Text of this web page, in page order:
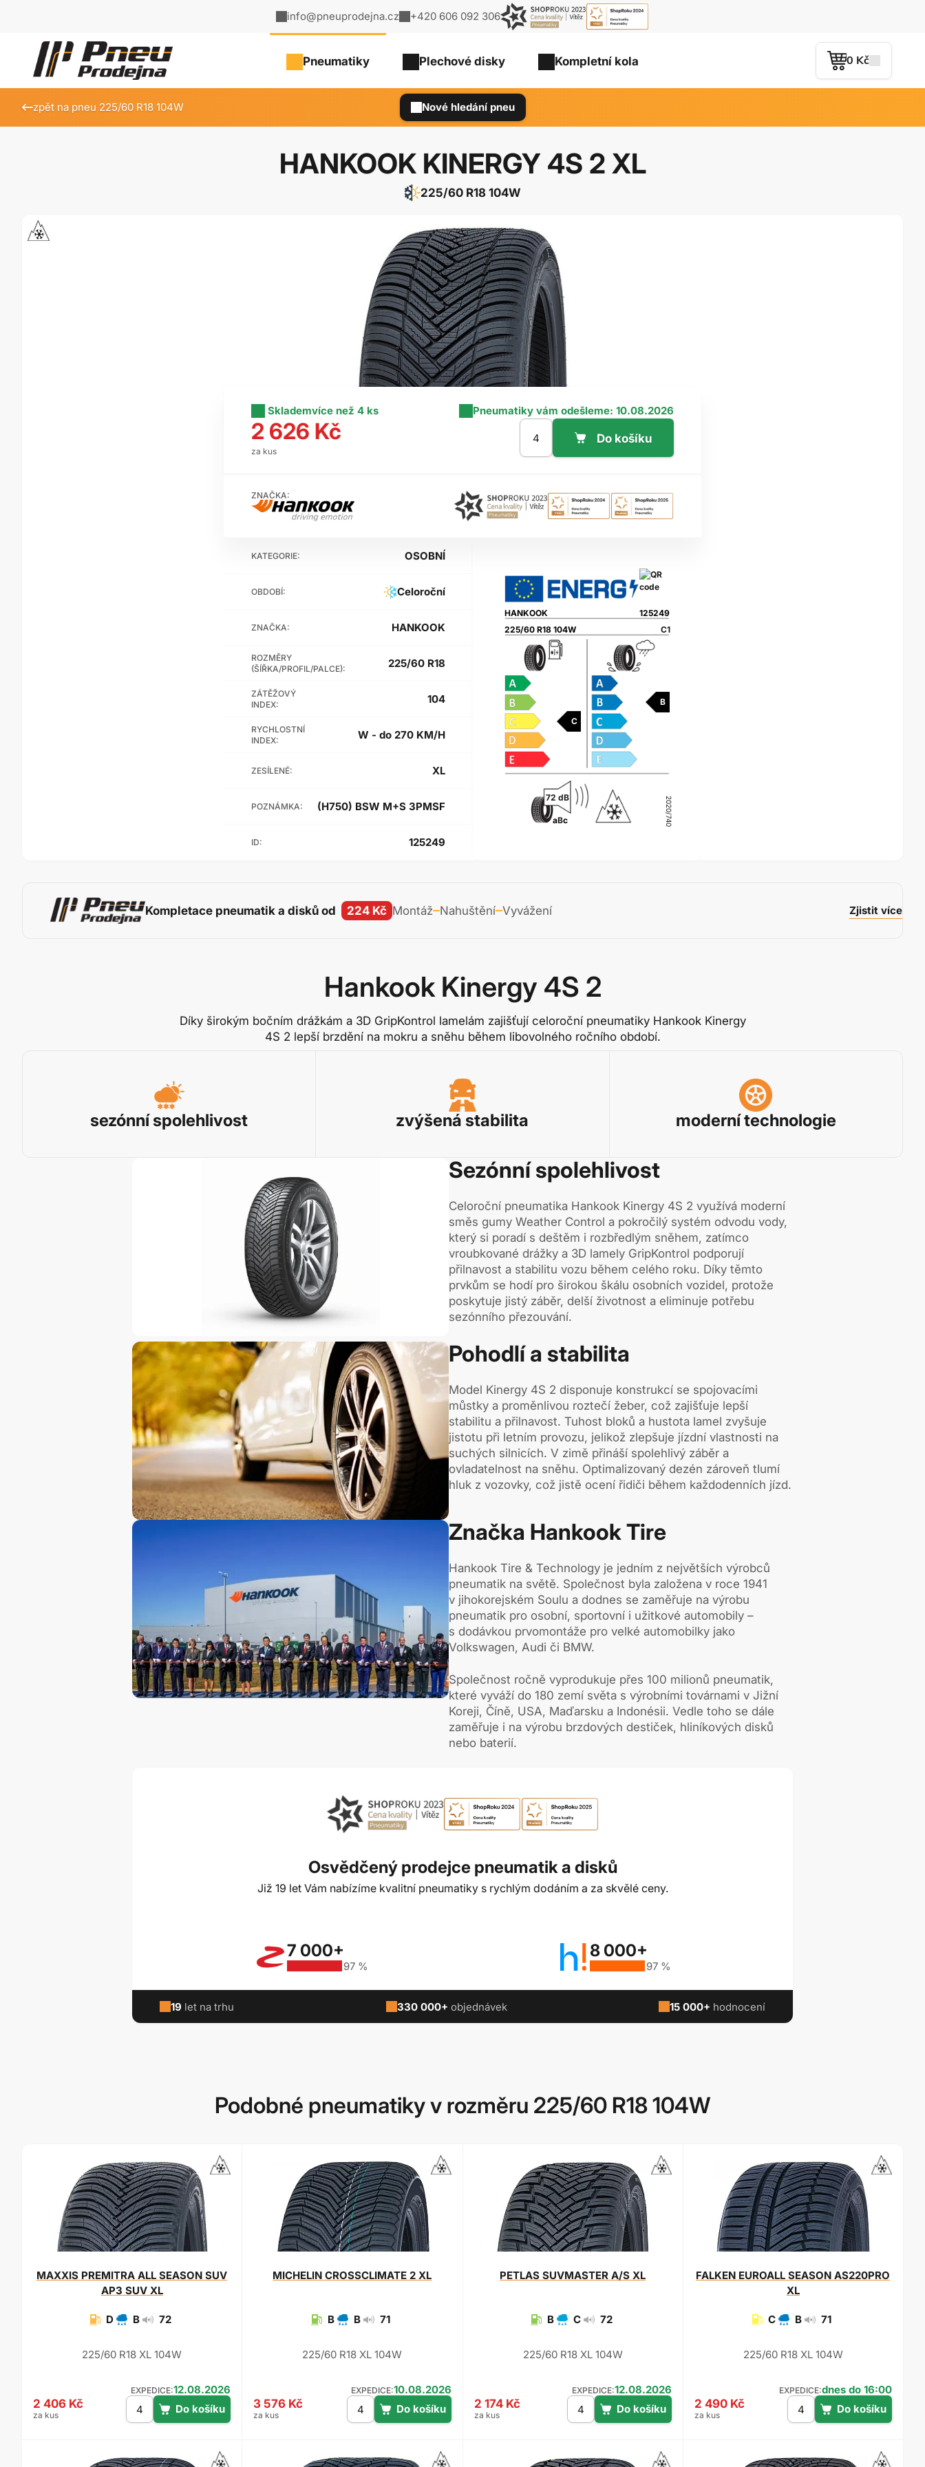
0 Kč
Pneumatiky Plechové disky Kompletní kola
info@pneuprodejna.cz +420 606 092 306
Nové hledání pneu
zpět na pneu 225/60 R18 104W
HANKOOK KINERGY 4S 2 XL
225/60 R18 104W
KATEGORIE: OSOBNÍ
OBDOBÍ: Celoroční
ZNAČKA: HANKOOK
ROZMĚRY
(ŠÍŘKA/PROFIL/PALCE):
225/60 R18
ZÁTĚŽOVÝ
INDEX:
104
RYCHLOSTNÍ
INDEX:
W - do 270 KM/H
ZESÍLENÉ: XL
POZNÁMKA: (H750) BSW M+S 3PMSF
ID: 125249
225/60 R18 104W
HANKOOK 125249
C
B
72 dB
C1
2020/740
aBc
Sklademvíce než 4 ks Pneumatiky vám odešleme: 10.08.2026
2 626 Kč
za kus
ZNAČKA:
Kompletace pneumatik a disků od 224 Kč Montáž Nahuštění Vyvážení Zjistit více
Hankook Kinergy 4S 2
Díky širokým bočním drážkám a 3D GripKontrol lamelám zajišťují celoroční pneumatiky Hankook Kinergy
4S 2 lepší brzdění na mokru a sněhu během libovolného ročního období.
sezónní spolehlivost zvýšená stabilita moderní technologie
Sezónní spolehlivost
Celoroční pneumatika Hankook Kinergy 4S 2 využívá moderní
směs gumy Weather Control a pokročilý systém odvodu vody,
který si poradí s deštěm i rozbředlým sněhem, zatímco
vroubkované drážky a 3D lamely GripKontrol podporují
přilnavost a stabilitu vozu během celého roku. Díky těmto
prvkům se hodí pro širokou škálu osobních vozidel, protože
poskytuje jistý záběr, delší životnost a eliminuje potřebu
sezónního přezouvání.
Pohodlí a stabilita
Model Kinergy 4S 2 disponuje konstrukcí se spojovacími
můstky a proměnlivou roztečí žeber, což zajišťuje lepší
stabilitu a přilnavost. Tuhost bloků a hustota lamel zvyšuje
jistotu při letním provozu, jelikož zlepšuje jízdní vlastnosti na
suchých silnicích. V zimě přináší spolehlivý záběr a
ovladatelnost na sněhu. Optimalizovaný dezén zároveň tlumí
hluk z vozovky, což jistě ocení řidiči během každodenních jízd.
Značka Hankook Tire
Hankook Tire & Technology je jedním z největších výrobců
pneumatik na světě. Společnost byla založena v roce 1941
v jihokorejském Soulu a dodnes se zaměřuje na výrobu
pneumatik pro osobní, sportovní i užitkové automobily –
s dodávkou prvomontáže pro velké automobilky jako
Volkswagen, Audi či BMW.
Společnost ročně vyprodukuje přes 100 milionů pneumatik,
které vyváží do 180 zemí světa s výrobními továrnami v Jižní
Koreji, Číně, USA, Maďarsku a Indonésii. Vedle toho se dále
zaměřuje i na výrobu brzdových destiček, hliníkových disků
nebo baterií.
Osvědčený prodejce pneumatik a disků
Již 19 let Vám nabízíme kvalitní pneumatiky s rychlým dodáním a za skvělé ceny.
7 000+
97 %
8 000+
97 %
19 let na trhu 330 000+ objednávek 15 000+ hodnocení
Podobné pneumatiky v rozměru 225/60 R18 104W
MAXXIS PREMITRA ALL SEASON SUV
AP3 SUV XL
D B 72
225/60 R18 XL 104W
EXPEDICE:12.08.2026
2 406 Kč
za kus
MICHELIN CROSSCLIMATE 2 XL
B B 71
225/60 R18 XL 104W
EXPEDICE:10.08.2026
3 576 Kč
za kus
PETLAS SUVMASTER A/S XL
B C 72
225/60 R18 XL 104W
EXPEDICE:12.08.2026
2 174 Kč
za kus
FALKEN EUROALL SEASON AS220PRO
XL
C B 71
225/60 R18 XL 104W
EXPEDICE:dnes do 16:00
2 490 Kč
za kus